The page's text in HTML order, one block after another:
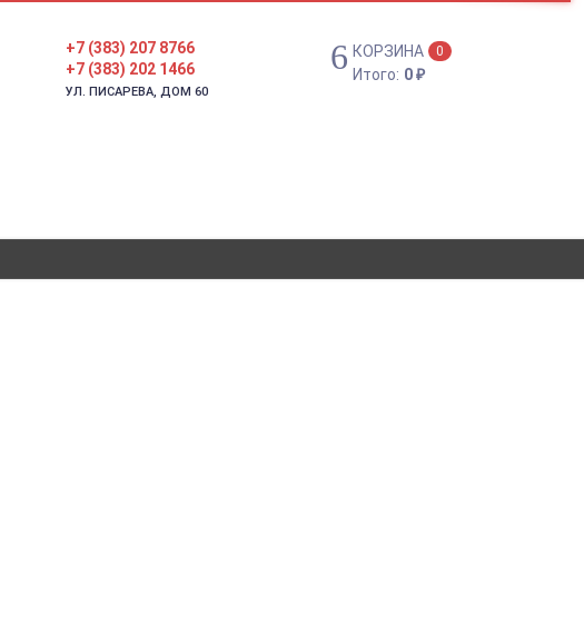
+7 (383) 207 8766
+7 (383) 202 1466
УЛ. ПИСАРЕВА, ДОМ 60
КОРЗИНА 0
Итого: 0₽